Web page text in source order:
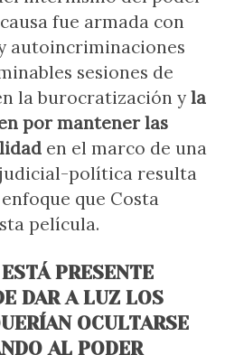
fue armada con
autoincriminaciones
sesiones de
la burocratización y la
por mantener las
en el marco de una
política resulta
que Costa
película.
PRESENTE
DAR A LUZ LOS
OCULTARSE
AL PODER